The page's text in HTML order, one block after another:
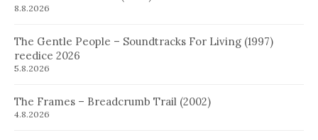
8.8.2026
The Gentle People – Soundtracks For Living (1997)
reedice 2026
5.8.2026
The Frames – Breadcrumb Trail (2002)
4.8.2026